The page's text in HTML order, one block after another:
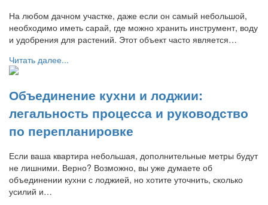
На любом дачном участке, даже если он самый небольшой,
необходимо иметь сарай, где можно хранить инструмент, воду
и удобрения для растений. Этот объект часто является…
Читать далее...
Объединение кухни и лоджии:
легальность процесса и руководство
по перепланировке
Если ваша квартира небольшая, дополнительные метры будут
не лишними. Верно? Возможно, вы уже думаете об
объединении кухни с лоджией, но хотите уточнить, сколько
усилий и…